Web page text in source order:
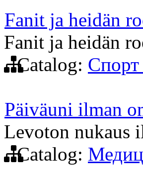
Fanit ja heidän
Fanit ja heidän
Catalog: Спорт
Päiväuni ilman
Levoton nukaus
Catalog: